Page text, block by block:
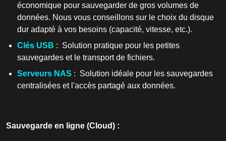
économique pour sauvegarder de gros volumes de
données. Nous vous conseillons sur le choix du disque
dur adapté à vos besoins (capacité, vitesse, etc.).
Clés USB : Solution pratique pour les petites
sauvegardes et le transport de fichiers.
Serveurs NAS : Solution idéale pour les sauvegardes
centralisées et l'accès partagé aux données.
Sauvegarde en ligne (Cloud) :